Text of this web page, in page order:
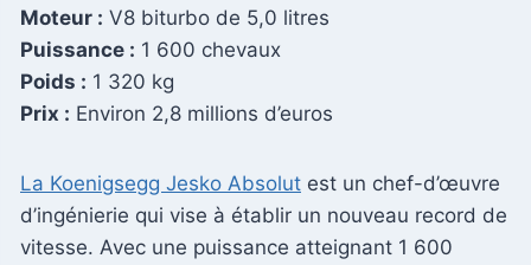
Moteur : V8 biturbo de 5,0 litres
Puissance : 1 600 chevaux
Poids : 1 320 kg
Prix : Environ 2,8 millions d’euros
La Koenigsegg Jesko Absolut est un chef-d’œuvre
d’ingénierie qui vise à établir un nouveau record de
vitesse. Avec une puissance atteignant 1 600